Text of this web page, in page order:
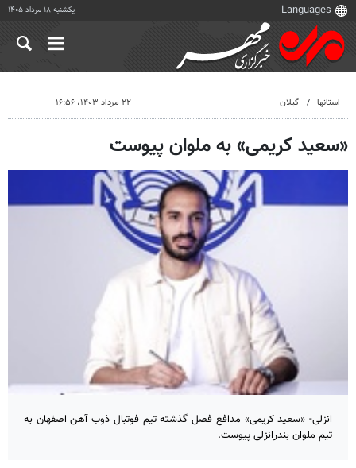
یکشنبه ۱۸ مرداد ۱۴۰۵
استانها گیلان ۲۲ مرداد ۱۴۰۳، ۱۶:۵۶
«سعید کریمی» به ملوان پیوست
انزلی- «سعید کریمی» مدافع فصل گذشته تیم فوتبال ذوب آهن اصفهان به
تیم ملوان بندرانزلی پیوست.